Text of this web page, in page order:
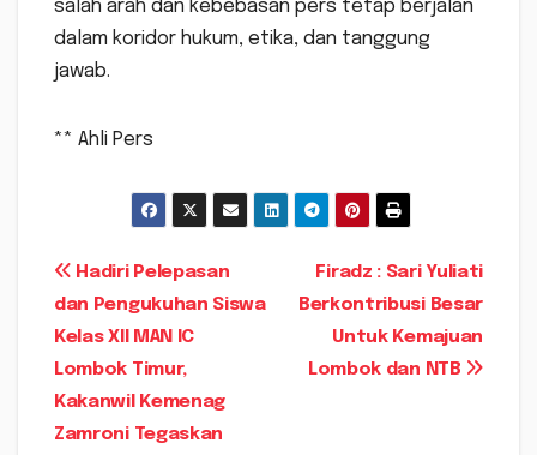
salah arah dan kebebasan pers tetap berjalan
dalam koridor hukum, etika, dan tanggung
jawab.
** Ahli Pers
Navigasi
pos
Firadz : Sari Yuliati
Berkontribusi Besar
Untuk Kemajuan
Lombok dan NTB
Hadiri Pelepasan
dan Pengukuhan Siswa
Kelas XII MAN IC
Lombok Timur,
Kakanwil Kemenag
Zamroni Tegaskan